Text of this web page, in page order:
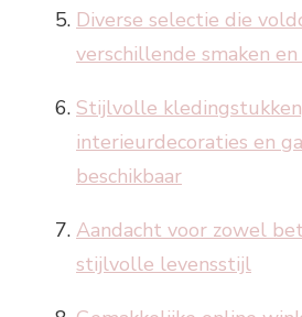
Diverse selectie die
verschillende smaken
Stijlvolle kledingstukken,
interieurdecoraties en
beschikbaar
Aandacht voor zowel
stijlvolle levensstijl